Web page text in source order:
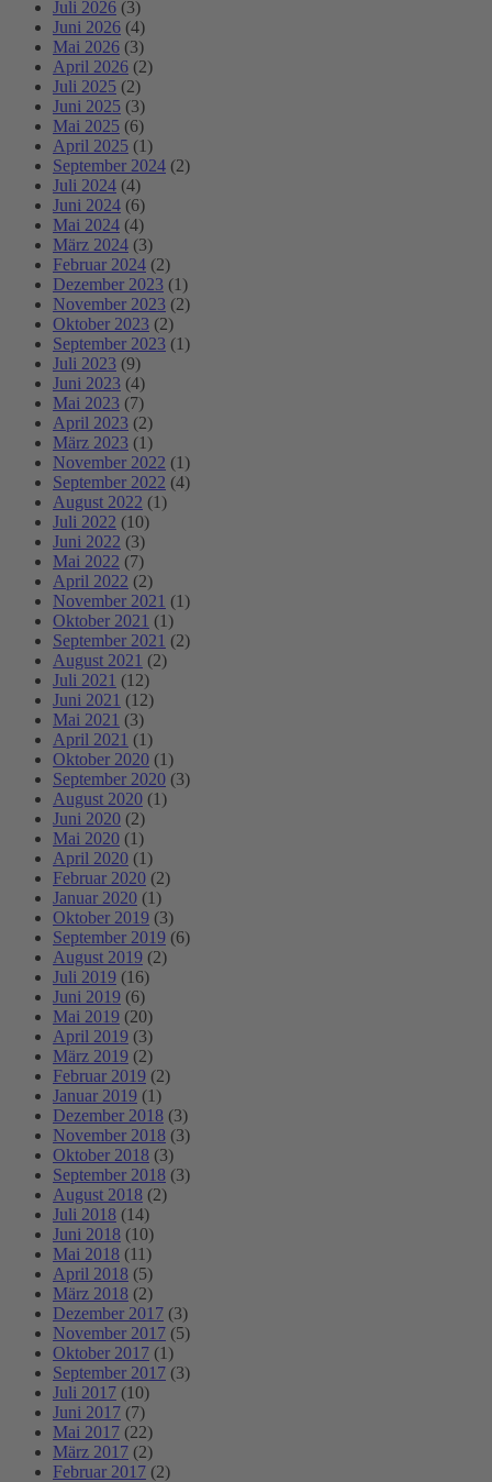
Juli 2026 (3)
Juni 2026 (4)
Mai 2026 (3)
April 2026 (2)
Juli 2025 (2)
Juni 2025 (3)
Mai 2025 (6)
April 2025 (1)
September 2024 (2)
Juli 2024 (4)
Juni 2024 (6)
Mai 2024 (4)
März 2024 (3)
Februar 2024 (2)
Dezember 2023 (1)
November 2023 (2)
Oktober 2023 (2)
September 2023 (1)
Juli 2023 (9)
Juni 2023 (4)
Mai 2023 (7)
April 2023 (2)
März 2023 (1)
November 2022 (1)
September 2022 (4)
August 2022 (1)
Juli 2022 (10)
Juni 2022 (3)
Mai 2022 (7)
April 2022 (2)
November 2021 (1)
Oktober 2021 (1)
September 2021 (2)
August 2021 (2)
Juli 2021 (12)
Juni 2021 (12)
Mai 2021 (3)
April 2021 (1)
Oktober 2020 (1)
September 2020 (3)
August 2020 (1)
Juni 2020 (2)
Mai 2020 (1)
April 2020 (1)
Februar 2020 (2)
Januar 2020 (1)
Oktober 2019 (3)
September 2019 (6)
August 2019 (2)
Juli 2019 (16)
Juni 2019 (6)
Mai 2019 (20)
April 2019 (3)
März 2019 (2)
Februar 2019 (2)
Januar 2019 (1)
Dezember 2018 (3)
November 2018 (3)
Oktober 2018 (3)
September 2018 (3)
August 2018 (2)
Juli 2018 (14)
Juni 2018 (10)
Mai 2018 (11)
April 2018 (5)
März 2018 (2)
Dezember 2017 (3)
November 2017 (5)
Oktober 2017 (1)
September 2017 (3)
Juli 2017 (10)
Juni 2017 (7)
Mai 2017 (22)
März 2017 (2)
Februar 2017 (2)